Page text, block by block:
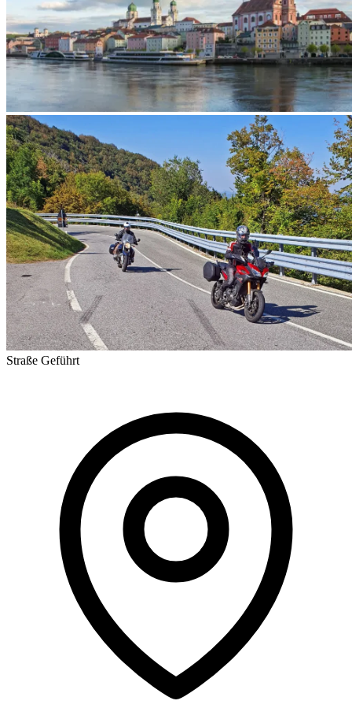
Straße Geführt